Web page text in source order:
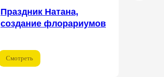
Праздник Натана,
создание флорариумов
Смотреть